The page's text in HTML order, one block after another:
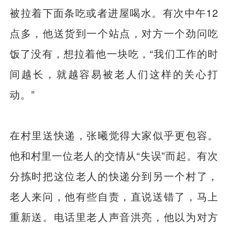
被拉着下面条吃或者进屋喝水。有次中午12
点多，他送货到一个站点，对方一个劲问吃
饭了没有，想拉着他一块吃，“我们工作的时
间越长，就越容易被老人们这样的关心打
动。”
在村里送快递，张曦觉得大家似乎更包容。
他和村里一位老人的交情从“失误”而起。有次
分拣时把这位老人的快递分到另一个村了，
老人来问，他有些自责，直说送错了，马上
重新送。电话里老人声音洪亮，他以为对方